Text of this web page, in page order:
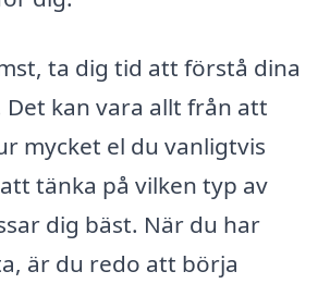
ta dig tid att förstå dina
kan vara allt från att
mycket el du vanligtvis
tänka på vilken typ av
dig bäst. När du har
är du redo att börja